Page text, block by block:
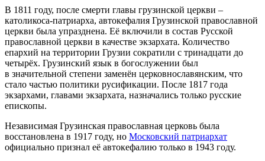
В 1811 году, после смерти главы грузинской церкви –
католикоса-патриарха, автокефалия Грузинской православной
церкви была упразднена. Её включили в состав Русской
православной церкви в качестве экзархата. Количество
епархий на территории Грузии сократили с тринадцати до
четырёх. Грузинский язык в богослужении был
в значительной степени заменён церковнославянским, что
стало частью политики русификации. После 1817 года
экзархами, главами экзархата, назначались только русские
епископы.
Независимая Грузинская православная церковь была
восстановлена в 1917 году, но Московский патриархат
официально признал её автокефалию только в 1943 году.